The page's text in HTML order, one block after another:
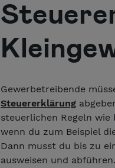
Gewerbetreibende
Steuererklärung
steuerlichen Regeln wie
wenn du zum Beispiel
Dann musst du bis zu
ausweisen und